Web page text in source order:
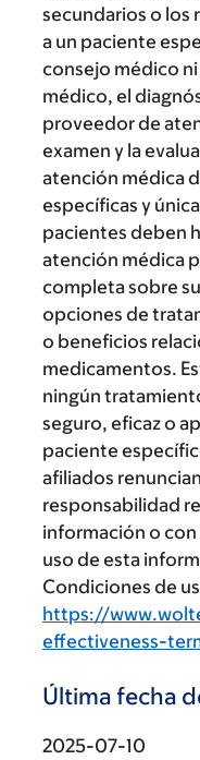
secundarios o los
a un paciente
consejo médico
médico, el
proveedor de
examen y la
atención médica
específicas y
pacientes deben
atención médica
completa sobre
opciones de
o beneficios
medicamentos.
ningún
seguro, eficaz o
paciente
afiliados
responsabilidad
información o con
uso de esta
Condiciones de
https://
effectiveness-
Última fecha
2025-07-10